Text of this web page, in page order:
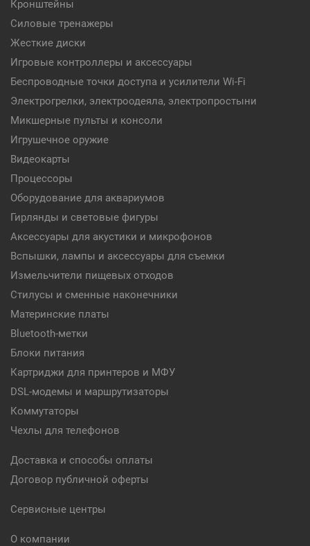
Кронштейны
Силовые тренажеры
Жесткие диски
Игровые контроллеры и аксессуары
Беспроводные точки доступа и усилители Wi-Fi
Электрогрелки, электроодеяла, электропростыни
Микшерные пульты и консоли
Игрушечное оружие
Видеокарты
Процессоры
Оборудование для аквариумов
Гирлянды и световые фигуры
Аксессуары для акустики и микрофонов
Вспышки, лампы и аксессуары для съемки
Измельчители пищевых отходов
Стилусы и сменные наконечники
Материнские платы
Bluetooth-метки
Блоки питания
Картриджи для принтеров и МФУ
DSL-модемы и маршрутизаторы
Коммутаторы
Чехлы для телефонов
Доставка и способы оплаты
Договор публичной оферты
Сервисные центры
О компании